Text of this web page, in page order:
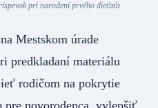
pri narodení prvého dieťaťa
Mestskom úrade
predkladaní materiálu
rodičom na pokrytie